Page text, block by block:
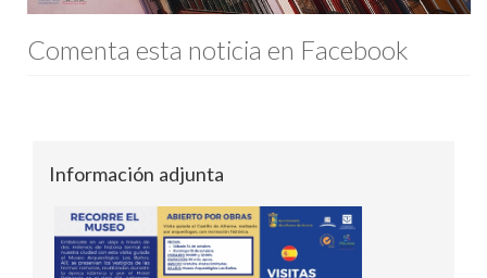
Comenta esta noticia en Facebook
Información adjunta